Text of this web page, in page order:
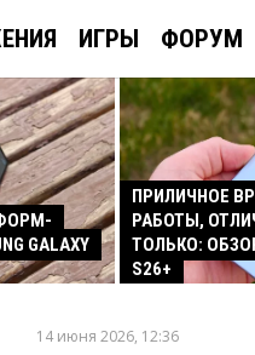
ИГРЫ ФОРУМ
GALAXY
ПРИЛИЧНОЕ
РАБОТЫ,
ТОЛЬКО: ОБЗОР
S26+
14 июня 2026, 12:36